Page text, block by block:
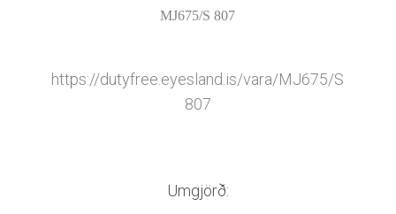
Augndropar/gervitár
MJ675/S 807
https://dutyfree.eyesland.is/vara/MJ675/S
807
Umgjörð: